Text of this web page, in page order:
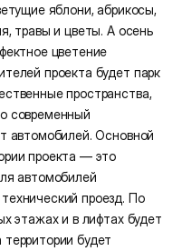
яблони, абрикосы,
травы и цветы. А осень
цветение
проекта будет парк
пространства,
современный
автомобилей. Основной
проекта — это
автомобилей
проезд. По
этажах и в лифтах будет
будет